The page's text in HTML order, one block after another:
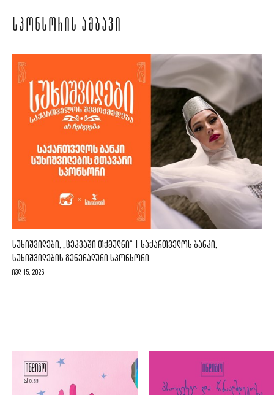
ᲡᲞᲝᲜᲡᲝᲠᲘᲡ ᲐᲛᲑᲐᲕᲘ
ᲡᲣᲮᲘᲨᲕᲘᲚᲔᲑᲘ, „ᲪᲔᲙᲕᲐᲨᲘ ᲗᲥᲛᲣᲚᲜᲘ“ | ᲡᲐᲥᲐᲠᲗᲕᲔᲚᲝᲡ ᲑᲐᲜᲙᲘ,
ᲡᲣᲮᲘᲨᲕᲘᲚᲔᲑᲘᲡ ᲒᲔᲜᲔᲠᲐᲚᲣᲠᲘ ᲡᲞᲝᲜᲡᲝᲠᲘ
ივლ 15, 2026